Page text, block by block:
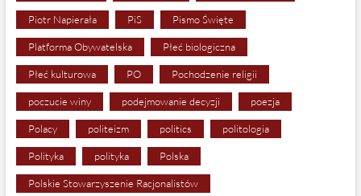
Piotr Napierała PiS Pismo Święte
Platforma Obywatelska Płeć biologiczna
Płeć kulturowa PO Pochodzenie religii
poczucie winy podejmowanie decyzji poezja
Polacy politeizm politics politologia
Polityka polityka Polska
Polskie Stowarzyszenie Racjonalistów